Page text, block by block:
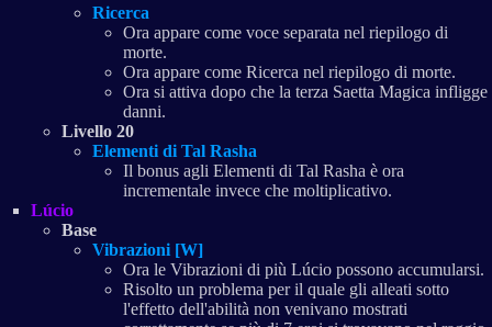
Ricerca
Ora appare come voce separata nel riepilogo di
morte.
Ora appare come Ricerca nel riepilogo di morte.
Ora si attiva dopo che la terza Saetta Magica infligge
danni.
Livello 20
Elementi di Tal Rasha
Il bonus agli Elementi di Tal Rasha è ora
incrementale invece che moltiplicativo.
Lúcio
Base
Vibrazioni [W]
Ora le Vibrazioni di più Lúcio possono accumularsi.
Risolto un problema per il quale gli alleati sotto
l'effetto dell'abilità non venivano mostrati